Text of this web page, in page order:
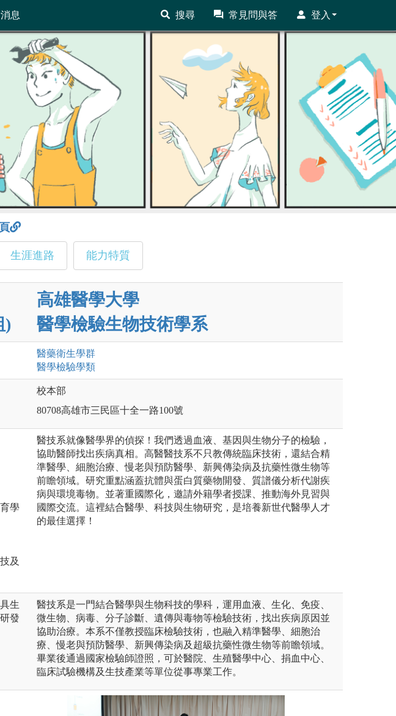
息 搜尋 常見問與答 登入
生涯進路 能力特質
)
高雄醫學大學
醫學檢驗生物技術學系
醫藥衛生學群
醫學檢驗學類
校本部
80708高雄市三民區十全一路100號
學
及
醫技系就像醫學界的偵探！我們透過血液、基因與生物分子的檢驗，
協助醫師找出疾病真相。高醫醫技系不只教傳統臨床技術，還結合精
準醫學、細胞治療、慢老與預防醫學、新興傳染病及抗藥性微生物等
前瞻領域。研究重點涵蓋抗體與蛋白質藥物開發、質譜儀分析代謝疾
病與環境毒物。並著重國際化，邀請外籍學者授課、推動海外見習與
國際交流。這裡結合醫學、科技與生物研究，是培養新世代醫學人才
的最佳選擇！
生
發
醫技系是一門結合醫學與生物科技的學科，運用血液、生化、免疫、
微生物、病毒、分子診斷、遺傳與毒物等檢驗技術，找出疾病原因並
協助治療。本系不僅教授臨床檢驗技術，也融入精準醫學、細胞治
療、慢老與預防醫學、新興傳染病及超級抗藥性微生物等前瞻領域。
畢業後通過國家檢驗師證照，可於醫院、生殖醫學中心、捐血中心、
臨床試驗機構及生技產業等單位從事專業工作。